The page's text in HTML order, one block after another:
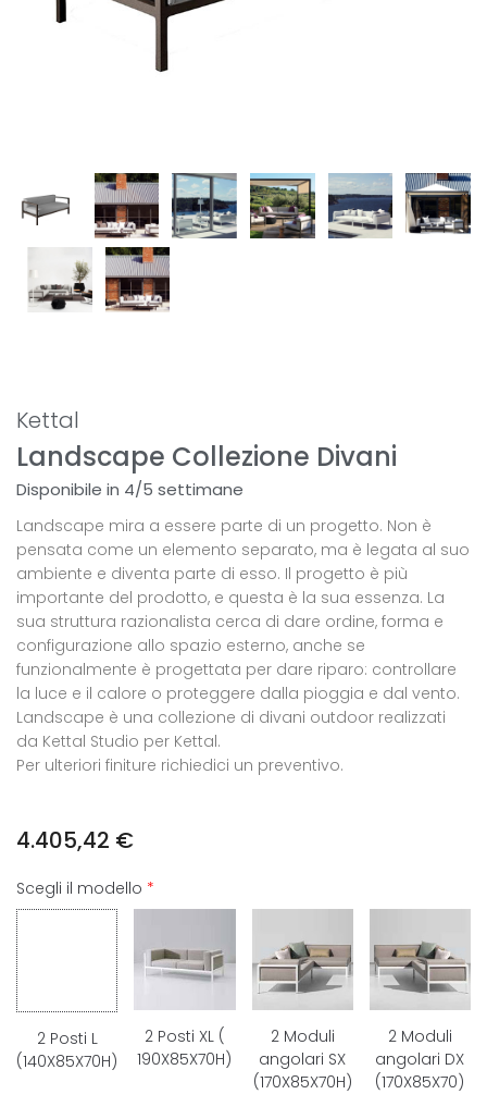
Kettal
Landscape Collezione Divani
Disponibile in 4/5 settimane
Landscape mira a essere parte di un progetto. Non è
pensata come un elemento separato, ma è legata al suo
ambiente e diventa parte di esso. Il progetto è più
importante del prodotto, e questa è la sua essenza. La
sua struttura razionalista cerca di dare ordine, forma e
configurazione allo spazio esterno, anche se
funzionalmente è progettata per dare riparo: controllare
la luce e il calore o proteggere dalla pioggia e dal vento.
Landscape è una collezione di divani outdoor realizzati
da Kettal Studio per Kettal.
Per ulteriori finiture richiedici un preventivo.
4.405,42 €
Scegli il modello *
2 Posti L
(140X85X70H)
2 Posti XL (
190X85X70H)
2 Moduli
angolari SX
(170X85X70H)
2 Moduli
angolari DX
(170X85X70)